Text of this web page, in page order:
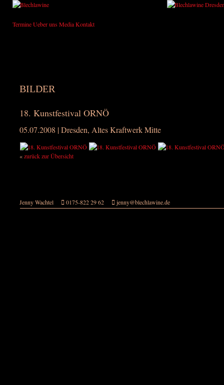
Termine Ueber uns Media Kontakt
BILDER
18. Kunstfestival ORNÖ
05.07.2008 | Dresden, Altes Kraftwerk Mitte
«zurück zur Übersicht
Jenny Wachtel 0175-822 29 62 jenny@blechlawine.de